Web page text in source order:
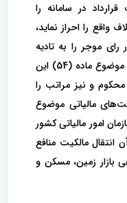
در سامانه را
را احراز نماید،
موجر را به تادیه
پنجاه درصد (50٪) ارزش اجاره املاک موضوع ماده (54) این
و نیز مراتب را
مالیاتی موضوع
به سازمان امور مالیاتی کشور
انتقال مالکیت منافع
بازار زمین، مسکن و